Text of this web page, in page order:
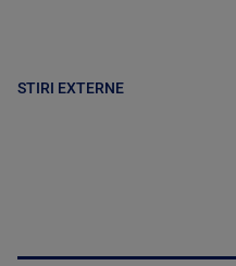
STIRI EXTERNE